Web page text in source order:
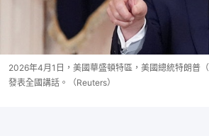
2026年4月1日，美國華盛頓特區，美國總統特朗普
發表全國講話。（Reuters）